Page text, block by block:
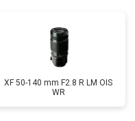
XF 50-140 mm F2.8 R LM OIS
WR